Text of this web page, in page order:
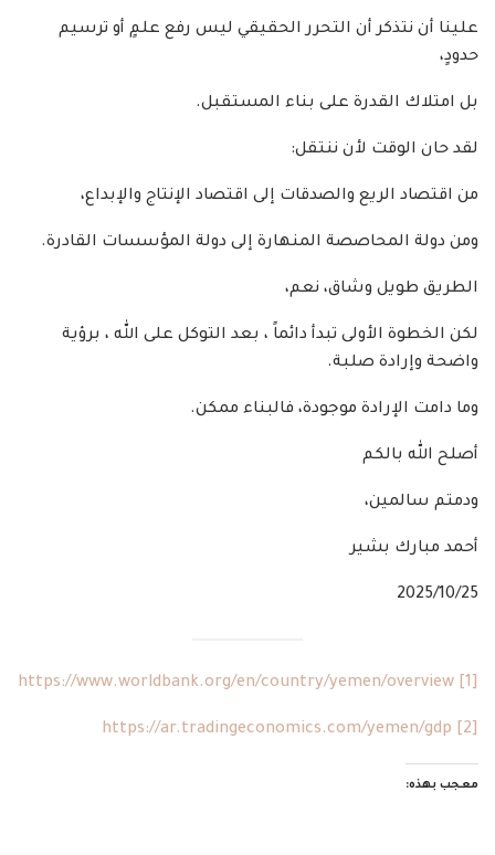
علينا أن نتذكر أن التحرر الحقيقي ليس رفع علمٍ أو ترسيم
حدودٍ،
بل امتلاك القدرة على بناء المستقبل.
لقد حان الوقت لأن ننتقل:
من اقتصاد الريع والصدقات إلى اقتصاد الإنتاج والإبداع،
ومن دولة المحاصصة المنهارة إلى دولة المؤسسات القادرة.
الطريق طويل وشاق، نعم،
لكن الخطوة الأولى تبدأ دائماً ، بعد التوكل على الله ، برؤية
واضحة وإرادة صلبة.
وما دامت الإرادة موجودة، فالبناء ممكن.
أصلح الله بالكم
ودمتم سالمين،
أحمد مبارك بشير
[1]
https://www.worldbank.org/en/country/yemen/overview
[2]
https://ar.tradingeconomics.com/yemen/gdp
معجب بهذه: